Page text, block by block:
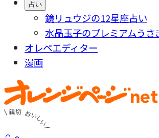
占い
鏡リュウジの12星座占い
水晶玉子のプレミアムうさ
オレペエディター
漫画